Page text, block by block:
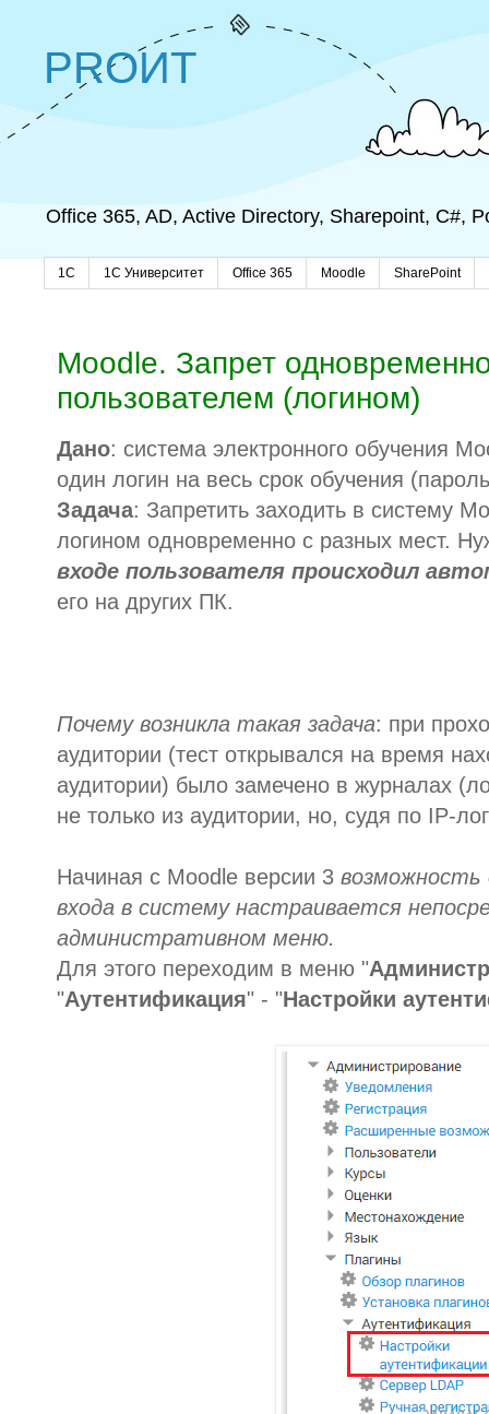
PROИТ
Office 365, AD, Active Directory, Sharepoint, C#,
1C 1С Университет Office 365 Moodle SharePoint
Moodle. Запрет
пользователем (логином)
Дано: система электронного обучения
один логин на весь срок обучения
Задача: Запретить заходить в систему
логином одновременно с разных мест.
входе пользователя происходил
его на других ПК.
Почему возникла такая задача: при
аудитории (тест открывался на время
аудитории) было замечено в журналах
не только из аудитории, но, судя по IP-
Начиная с Moodle версии 3 возможность
входа в систему настраивается
административном меню.
Для этого переходим в меню "
"Аутентификация" - "Настройки